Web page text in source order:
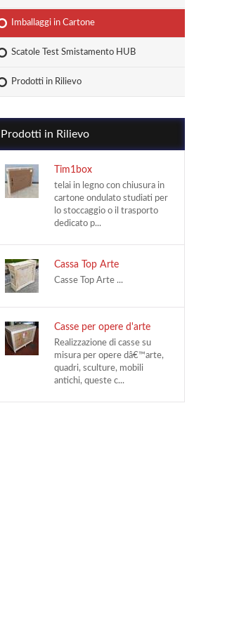
Imballaggi in Cartone
Scatole Test Smistamento HUB
Prodotti in Rilievo
Prodotti in Rilievo
Tim1box
telai in legno con chiusura in
cartone ondulato studiati per
lo stoccaggio o il trasporto
dedicato p...
Cassa Top Arte
Casse Top Arte ...
Casse per opere d'arte
Realizzazione di casse su
misura per opere dâ€™arte,
quadri, sculture, mobili
antichi, queste c...